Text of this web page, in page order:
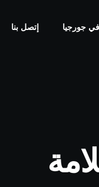
إتصل بنا في جورجيا